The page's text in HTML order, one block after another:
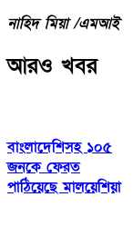
নাহিদ মিয়া /এমআই
আরও খবর
বাংলাদেশিসহ ১০৫
জনকে ফেরত
পাঠিয়েছে মালয়েশিয়া